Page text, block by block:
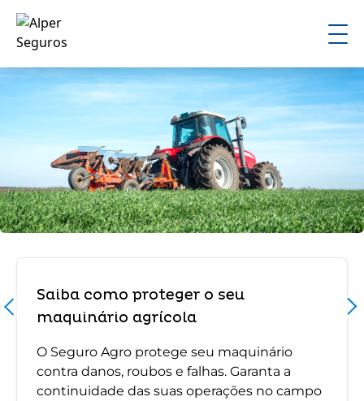
Saiba como proteger o seu
maquinário agrícola
O Seguro Agro protege seu maquinário
contra danos, roubos e falhas. Garanta a
continuidade das suas operações no campo